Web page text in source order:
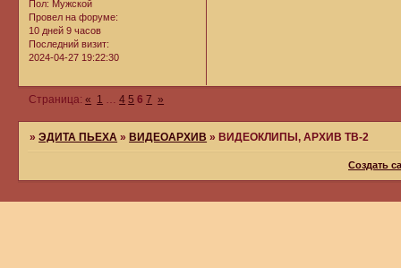
Пол: Мужской
Провел на форуме:
10 дней 9 часов
Последний визит:
2024-04-27 19:22:30
Страница:« 1 … 4 5 6 7 »
»ЭДИТА ПЬЕХА » ВИДЕОАРХИВ » ВИДЕОКЛИПЫ, АРХИВ ТВ-2
Создать